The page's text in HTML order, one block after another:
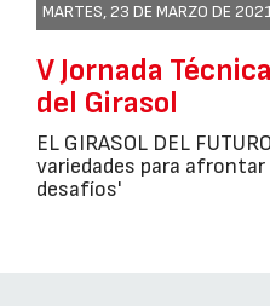
MARTES, 23 DE MARZO DE
V Jornada
del Girasol
EL GIRASOL DEL
variedades para afrontar
desafíos'